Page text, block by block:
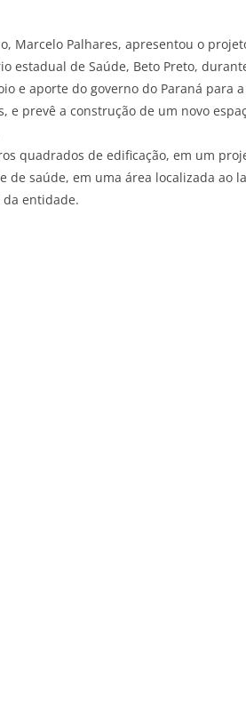
Marcelo Palhares, apresentou o
estadual de Saúde, Beto Preto,
e aporte do governo do Paraná para
e prevê a construção de um novo
quadrados de edificação, em um
saúde, em uma área localizada ao
entidade.